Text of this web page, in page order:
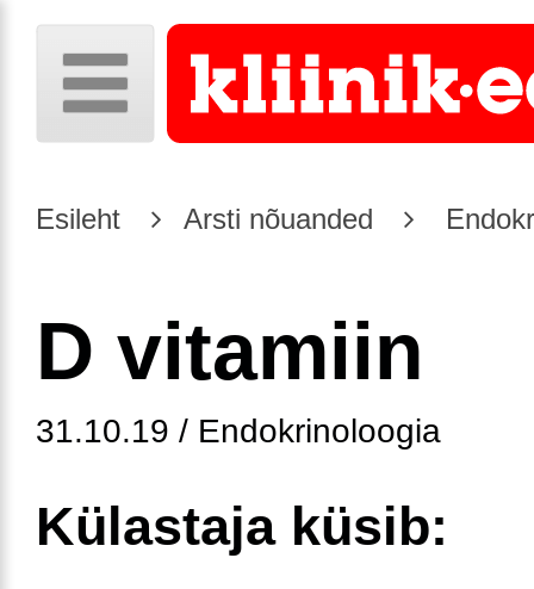
Esileht Arsti nõuanded
D vitamiin
31.10.19 / Endokrinoloogia
Külastaja küsib: